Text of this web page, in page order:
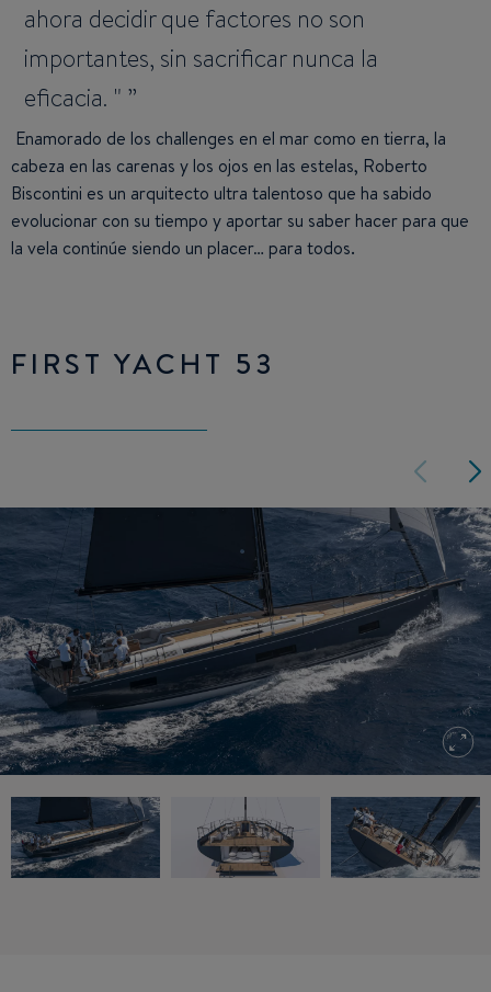
ahora decidir que factores no son
importantes, sin sacrificar nunca la
eficacia. "
Enamorado de los challenges en el mar como en tierra, la
cabeza en las carenas y los ojos en las estelas, Roberto
Biscontini es un arquitecto ultra talentoso que ha sabido
evolucionar con su tiempo y aportar su saber hacer para que
la vela continúe siendo un placer… para todos.
FIRST YACHT 53